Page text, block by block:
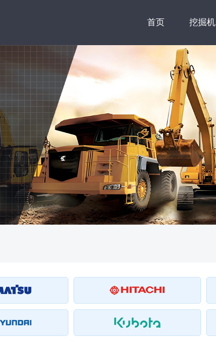
首页 挖掘机